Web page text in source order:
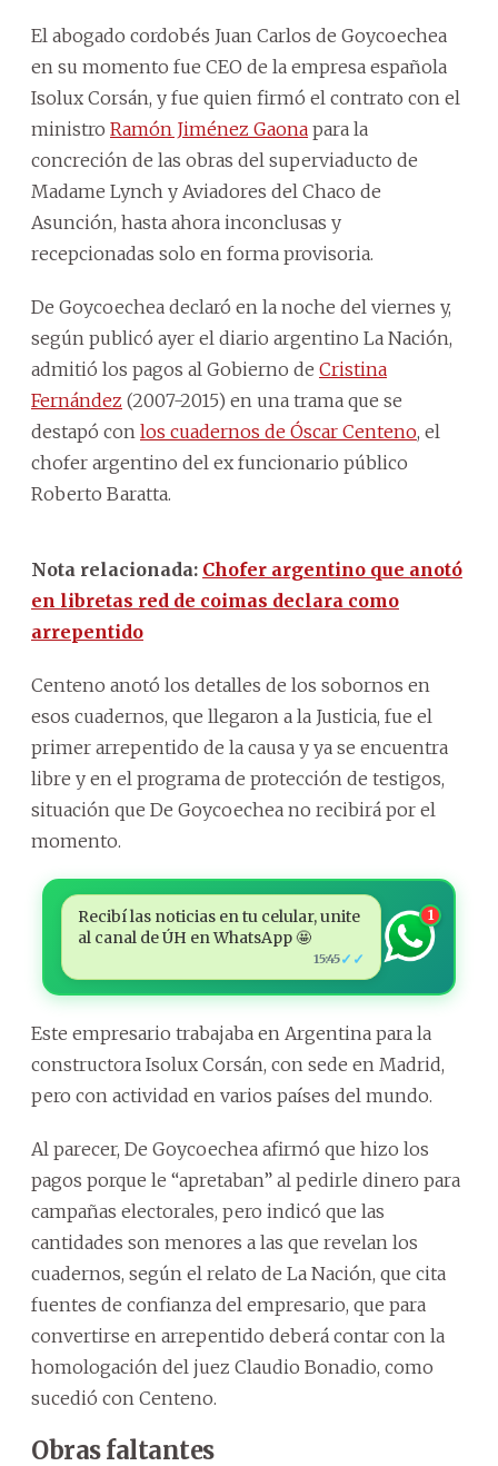
El abogado cordobés Juan Carlos de Goycoechea
en su momento fue CEO de la empresa española
Isolux Corsán, y fue quien firmó el contrato con el
ministro Ramón Jiménez Gaona para la
concreción de las obras del superviaducto de
Madame Lynch y Aviadores del Chaco de
Asunción, hasta ahora inconclusas y
recepcionadas solo en forma provisoria.
De Goycoechea declaró en la noche del viernes y,
según publicó ayer el diario argentino La Nación,
admitió los pagos al Gobierno de Cristina
Fernández (2007-2015) en una trama que se
destapó con los cuadernos de Óscar Centeno, el
chofer argentino del ex funcionario público
Roberto Baratta.
Nota relacionada: Chofer argentino que anotó
en libretas red de coimas declara como
arrepentido
Centeno anotó los detalles de los sobornos en
esos cuadernos, que llegaron a la Justicia, fue el
primer arrepentido de la causa y ya se encuentra
libre y en el programa de protección de testigos,
situación que De Goycoechea no recibirá por el
momento.
Recibí las noticias en tu celular, unite
al canal de ÚH en WhatsApp 🤩
15:45✓✓
1
Este empresario trabajaba en Argentina para la
constructora Isolux Corsán, con sede en Madrid,
pero con actividad en varios países del mundo.
Al parecer, De Goycoechea afirmó que hizo los
pagos porque le “apretaban” al pedirle dinero para
campañas electorales, pero indicó que las
cantidades son menores a las que revelan los
cuadernos, según el relato de La Nación, que cita
fuentes de confianza del empresario, que para
convertirse en arrepentido deberá contar con la
homologación del juez Claudio Bonadio, como
sucedió con Centeno.
Obras faltantes